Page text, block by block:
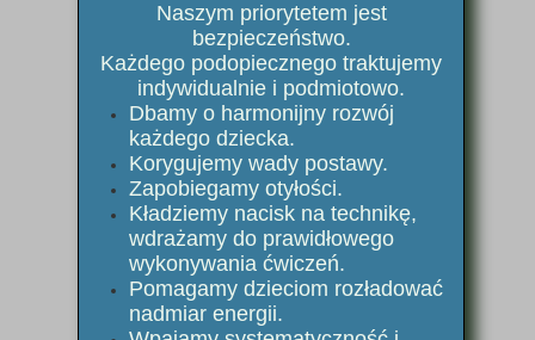
Naszym priorytetem jest
bezpieczeństwo.
Każdego podopiecznego traktujemy
indywidualnie i podmiotowo.
Dbamy o harmonijny rozwój
każdego dziecka.
Korygujemy wady postawy.
Zapobiegamy otyłości.
Kładziemy nacisk na technikę,
wdrażamy do prawidłowego
wykonywania ćwiczeń.
Pomagamy dzieciom rozładować
nadmiar energii.